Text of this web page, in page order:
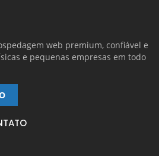
web premium, confiável e
e pequenas empresas em todo